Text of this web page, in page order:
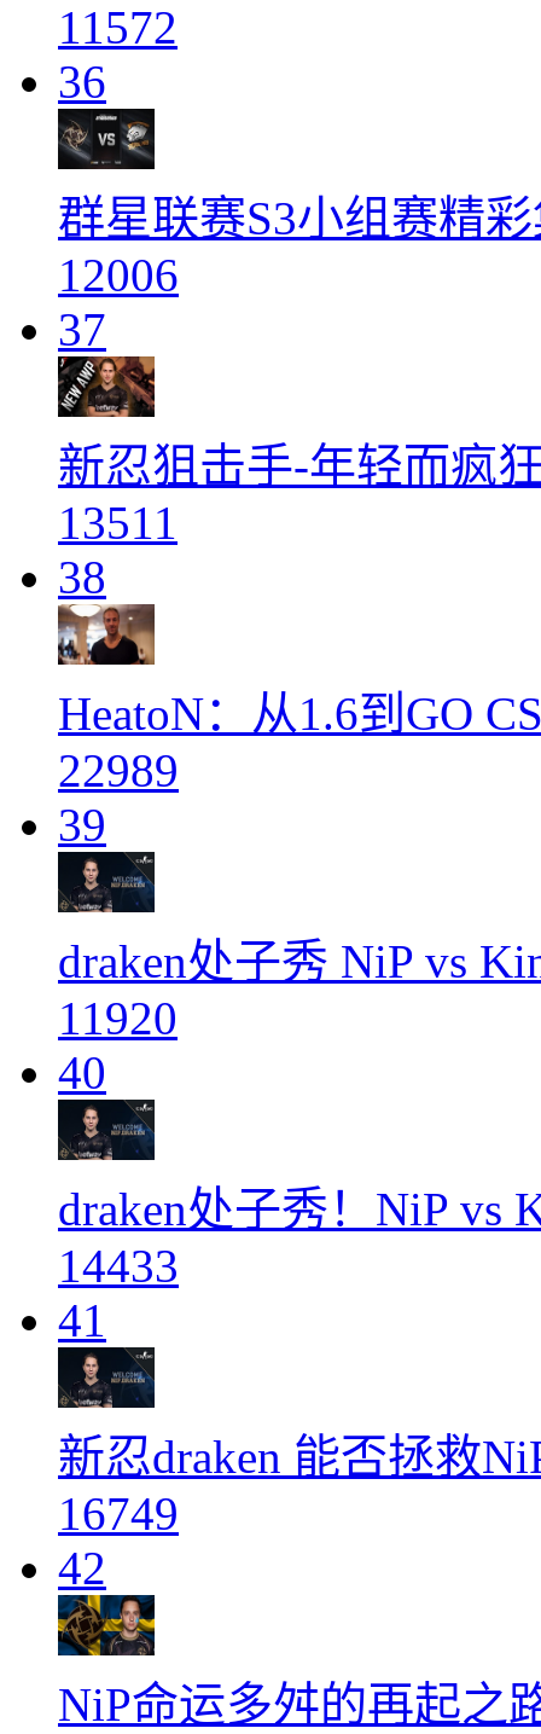
11572
36
群星联赛S3小组赛精
12006
37
新忍狙击手-年轻而疯
13511
38
HeatoN：从1.6到GO
22989
39
draken处子秀 NiP vs
11920
40
draken处子秀！NiP vs
14433
41
新忍draken 能否拯救
16749
42
NiP命运多舛的再起之